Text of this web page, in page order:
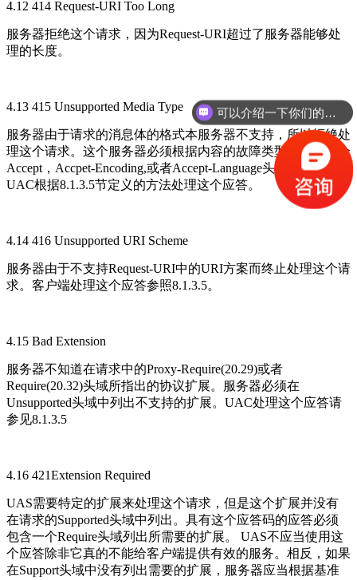
4.12 414 Request-URI Too Long
服务器拒绝这个请求，因为Request-URI超过了服务器能够处
理的长度。
4.13 415 Unsupported Media Type
服务器由于请求的消息体的格式本服务器不支持，所以拒绝处
理这个请求。这个服务器必须根据内容的故障类型，返回一个
Accept，Accpet-Encoding,或者Accept-Language头域列表。
UAC根据8.1.3.5节定义的方法处理这个应答。
4.14 416 Unsupported URI Scheme
服务器由于不支持Request-URI中的URI方案而终止处理这个请
求。客户端处理这个应答参照8.1.3.5。
4.15 Bad Extension
服务器不知道在请求中的Proxy-Require(20.29)或者
Require(20.32)头域所指出的协议扩展。服务器必须在
Unsupported头域中列出不支持的扩展。UAC处理这个应答请
参见8.1.3.5
4.16 421Extension Required
UAS需要特定的扩展来处理这个请求，但是这个扩展并没有
在请求的Supported头域中列出。具有这个应答码的应答必须
包含一个Require头域列出所需要的扩展。 UAS不应当使用这
个应答除非它真的不能给客户端提供有效的服务。相反，如果
在Support头域中没有列出需要的扩展，服务器应当根据基准
你们是怎么收费的呢？